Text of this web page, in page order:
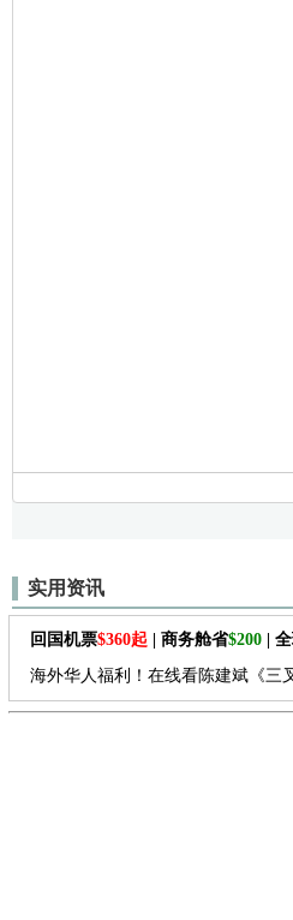
实用资讯
回国机票$360起 | 商务舱省$200 |
海外华人福利！在线看陈建斌《三